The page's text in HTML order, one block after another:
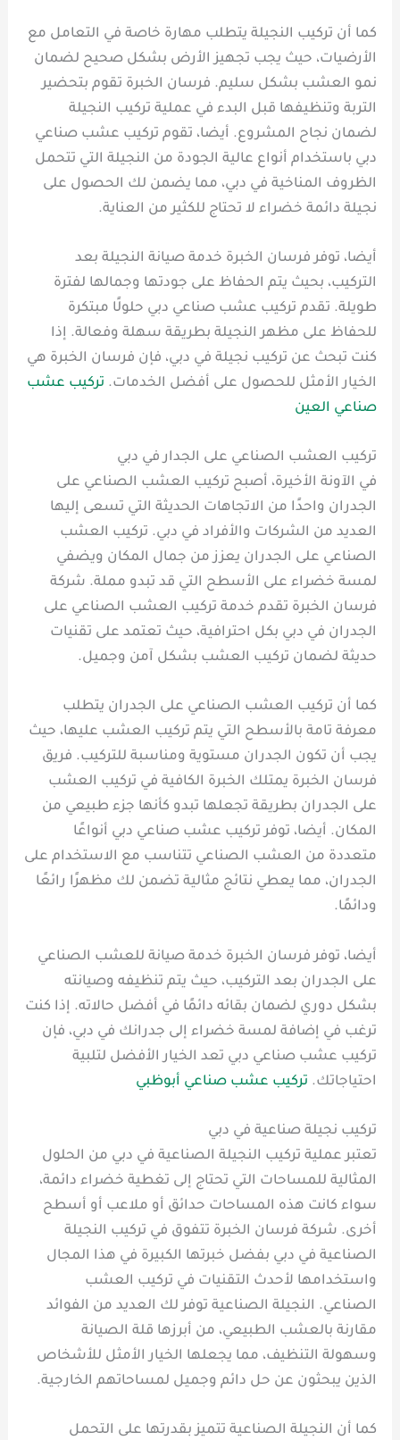
كما أن تركيب النجيلة يتطلب مهارة خاصة في التعامل مع
الأرضيات، حيث يجب تجهيز الأرض بشكل صحيح لضمان
نمو العشب بشكل سليم. فرسان الخبرة تقوم بتحضير
التربة وتنظيفها قبل البدء في عملية تركيب النجيلة
لضمان نجاح المشروع. أيضا، تقوم تركيب عشب صناعي
دبي باستخدام أنواع عالية الجودة من النجيلة التي تتحمل
الظروف المناخية في دبي، مما يضمن لك الحصول على
نجيلة دائمة خضراء لا تحتاج للكثير من العناية.
أيضا، توفر فرسان الخبرة خدمة صيانة النجيلة بعد
التركيب، بحيث يتم الحفاظ على جودتها وجمالها لفترة
طويلة. تقدم تركيب عشب صناعي دبي حلولًا مبتكرة
للحفاظ على مظهر النجيلة بطريقة سهلة وفعالة. إذا
كنت تبحث عن تركيب نجيلة في دبي، فإن فرسان الخبرة هي
الخيار الأمثل للحصول على أفضل الخدمات. تركيب عشب
صناعي العين
تركيب العشب الصناعي على الجدار في دبي
في الآونة الأخيرة، أصبح تركيب العشب الصناعي على
الجدران واحدًا من الاتجاهات الحديثة التي تسعى إليها
العديد من الشركات والأفراد في دبي. تركيب العشب
الصناعي على الجدران يعزز من جمال المكان ويضفي
لمسة خضراء على الأسطح التي قد تبدو مملة. شركة
فرسان الخبرة تقدم خدمة تركيب العشب الصناعي على
الجدران في دبي بكل احترافية، حيث تعتمد على تقنيات
حديثة لضمان تركيب العشب بشكل آمن وجميل.
كما أن تركيب العشب الصناعي على الجدران يتطلب
معرفة تامة بالأسطح التي يتم تركيب العشب عليها، حيث
يجب أن تكون الجدران مستوية ومناسبة للتركيب. فريق
فرسان الخبرة يمتلك الخبرة الكافية في تركيب العشب
على الجدران بطريقة تجعلها تبدو كأنها جزء طبيعي من
المكان. أيضا، توفر تركيب عشب صناعي دبي أنواعًا
متعددة من العشب الصناعي تتناسب مع الاستخدام على
الجدران، مما يعطي نتائج مثالية تضمن لك مظهرًا رائعًا
ودائمًا.
أيضا، توفر فرسان الخبرة خدمة صيانة للعشب الصناعي
على الجدران بعد التركيب، حيث يتم تنظيفه وصيانته
بشكل دوري لضمان بقائه دائمًا في أفضل حالاته. إذا كنت
ترغب في إضافة لمسة خضراء إلى جدرانك في دبي، فإن
تركيب عشب صناعي دبي تعد الخيار الأفضل لتلبية
احتياجاتك. تركيب عشب صناعي أبوظبي
تركيب نجيلة صناعية في دبي
تعتبر عملية تركيب النجيلة الصناعية في دبي من الحلول
المثالية للمساحات التي تحتاج إلى تغطية خضراء دائمة،
سواء كانت هذه المساحات حدائق أو ملاعب أو أسطح
أخرى. شركة فرسان الخبرة تتفوق في تركيب النجيلة
الصناعية في دبي بفضل خبرتها الكبيرة في هذا المجال
واستخدامها لأحدث التقنيات في تركيب العشب
الصناعي. النجيلة الصناعية توفر لك العديد من الفوائد
مقارنة بالعشب الطبيعي، من أبرزها قلة الصيانة
وسهولة التنظيف، مما يجعلها الخيار الأمثل للأشخاص
الذين يبحثون عن حل دائم وجميل لمساحاتهم الخارجية.
كما أن النجيلة الصناعية تتميز بقدرتها على التحمل